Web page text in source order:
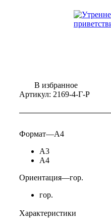
В избранное
Артикул: 2169-4-Г-Р
Формат—А4
А3
А4
Ориентация—гор.
гор.
Характеристики